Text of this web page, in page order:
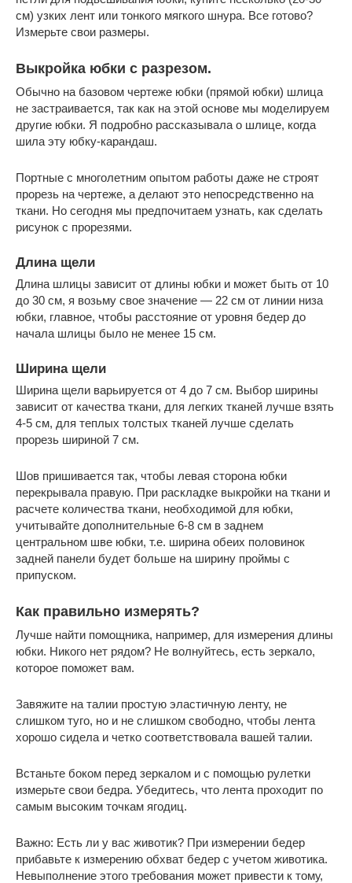
см) узких лент или тонкого мягкого шнура. Все готово?
Измерьте свои размеры.
Выкройка юбки с разрезом.
Обычно на базовом чертеже юбки (прямой юбки) шлица
не застраивается, так как на этой основе мы моделируем
другие юбки. Я подробно рассказывала о шлице, когда
шила эту юбку-карандаш.
Портные с многолетним опытом работы даже не строят
прорезь на чертеже, а делают это непосредственно на
ткани. Но сегодня мы предпочитаем узнать, как сделать
рисунок с прорезями.
Длина щели
Длина шлицы зависит от длины юбки и может быть от 10
до 30 см, я возьму свое значение — 22 см от линии низа
юбки, главное, чтобы расстояние от уровня бедер до
начала шлицы было не менее 15 см.
Ширина щели
Ширина щели варьируется от 4 до 7 см. Выбор ширины
зависит от качества ткани, для легких тканей лучше взять
4-5 см, для теплых толстых тканей лучше сделать
прорезь шириной 7 см.
Шов пришивается так, чтобы левая сторона юбки
перекрывала правую. При раскладке выкройки на ткани и
расчете количества ткани, необходимой для юбки,
учитывайте дополнительные 6-8 см в заднем
центральном шве юбки, т.е. ширина обеих половинок
задней панели будет больше на ширину проймы с
припуском.
Как правильно измерять?
Лучше найти помощника, например, для измерения длины
юбки. Никого нет рядом? Не волнуйтесь, есть зеркало,
которое поможет вам.
Завяжите на талии простую эластичную ленту, не
слишком туго, но и не слишком свободно, чтобы лента
хорошо сидела и четко соответствовала вашей талии.
Встаньте боком перед зеркалом и с помощью рулетки
измерьте свои бедра. Убедитесь, что лента проходит по
самым высоким точкам ягодиц.
Важно: Есть ли у вас животик? При измерении бедер
прибавьте к измерению обхват бедер с учетом животика.
Невыполнение этого требования может привести к тому,